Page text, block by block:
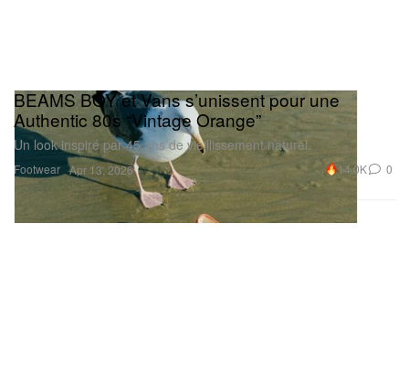
Footwear
BEAMS BOY et Vans s’unissent pour une
Authentic 80s “Vintage Orange”
Un look inspiré par 45 ans de vieillissement naturel.
Apr 13, 2026 14.0K 0